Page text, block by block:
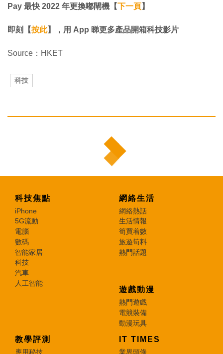
Pay 最快 2022 年更換嘟閘機【下一頁】
即刻【按此】，用 App 睇更多產品開箱科技影片
Source：HKET
科技
科技焦點
iPhone
5G流動
電腦
數碼
智能家居
科技
汽車
人工智能
網絡生活
網絡熱話
生活情報
筍買着數
旅遊筍料
熱門話題
遊戲動漫
熱門遊戲
電競裝備
動漫玩具
教學評測
應用秘技
IT TIMES
業界頭條